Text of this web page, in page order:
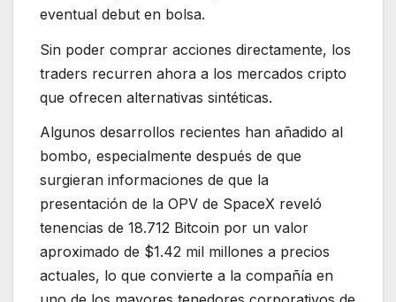
eventual debut en bolsa.
Sin poder comprar acciones directamente, los
traders recurren ahora a los mercados cripto
que ofrecen alternativas sintéticas.
Algunos desarrollos recientes han añadido al
bombo, especialmente después de que
surgieran informaciones de que la
presentación de la OPV de SpaceX reveló
tenencias de 18.712 Bitcoin por un valor
aproximado de $1.42 mil millones a precios
actuales, lo que convierte a la compañía en